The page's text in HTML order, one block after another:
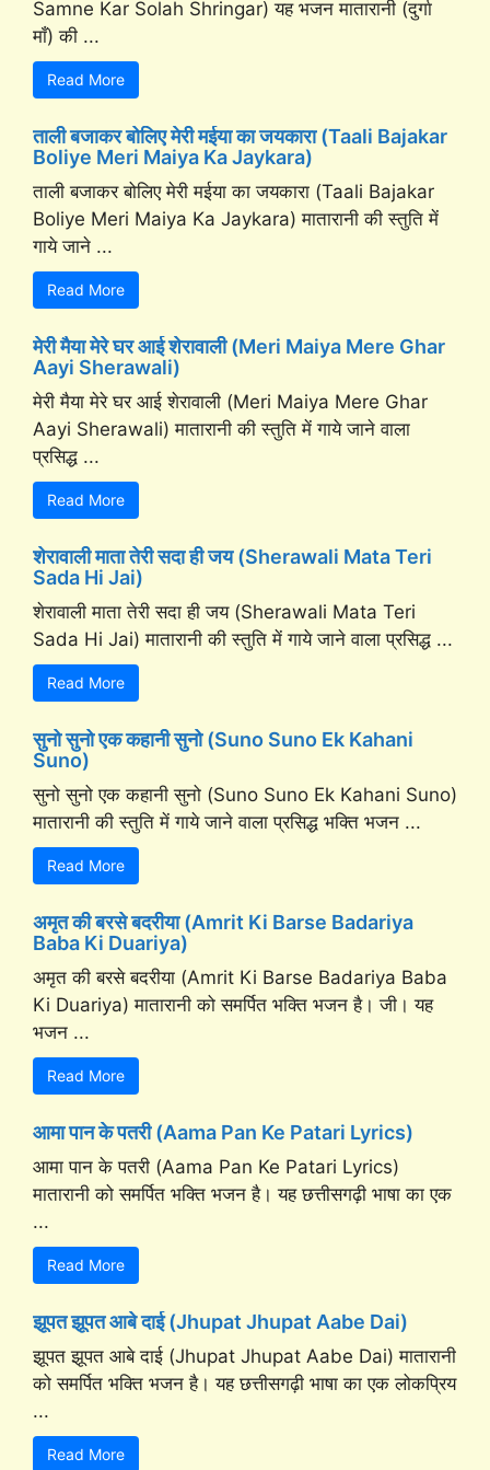
Samne Kar Solah Shringar) यह भजन मातारानी (दुर्गा
माँ) की ...
Read More
ताली बजाकर बोलिए मेरी मईया का जयकारा (Taali Bajakar
Boliye Meri Maiya Ka Jaykara)
ताली बजाकर बोलिए मेरी मईया का जयकारा (Taali Bajakar
Boliye Meri Maiya Ka Jaykara) मातारानी की स्तुति में
गाये जाने ...
Read More
मेरी मैया मेरे घर आई शेरावाली (Meri Maiya Mere Ghar
Aayi Sherawali)
मेरी मैया मेरे घर आई शेरावाली (Meri Maiya Mere Ghar
Aayi Sherawali) मातारानी की स्तुति में गाये जाने वाला
प्रसिद्ध ...
Read More
शेरावाली माता तेरी सदा ही जय (Sherawali Mata Teri
Sada Hi Jai)
शेरावाली माता तेरी सदा ही जय (Sherawali Mata Teri
Sada Hi Jai) मातारानी की स्तुति में गाये जाने वाला प्रसिद्ध ...
Read More
सुनो सुनो एक कहानी सुनो (Suno Suno Ek Kahani
Suno)
सुनो सुनो एक कहानी सुनो (Suno Suno Ek Kahani Suno)
मातारानी की स्तुति में गाये जाने वाला प्रसिद्ध भक्ति भजन ...
Read More
अमृत की बरसे बदरीया (Amrit Ki Barse Badariya
Baba Ki Duariya)
अमृत की बरसे बदरीया (Amrit Ki Barse Badariya Baba
Ki Duariya) मातारानी को समर्पित भक्ति भजन है। जी। यह
भजन ...
Read More
आमा पान के पतरी (Aama Pan Ke Patari Lyrics)
आमा पान के पतरी (Aama Pan Ke Patari Lyrics)
मातारानी को समर्पित भक्ति भजन है। यह छत्तीसगढ़ी भाषा का एक
...
Read More
झूपत झूपत आबे दाई (Jhupat Jhupat Aabe Dai)
झूपत झूपत आबे दाई (Jhupat Jhupat Aabe Dai) मातारानी
को समर्पित भक्ति भजन है। यह छत्तीसगढ़ी भाषा का एक लोकप्रिय
...
Read More